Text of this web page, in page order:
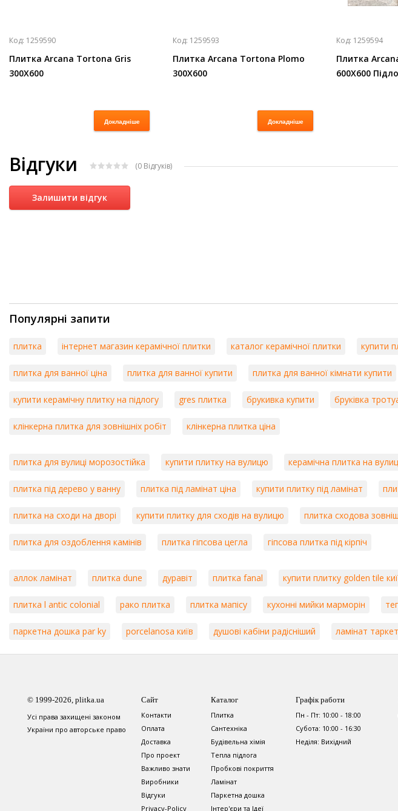
Код: 1259590
Плитка Arcana Tortona Gris
300X600
Докладніше
Код: 1259593
Плитка Arcana Tortona Plomo
300X600
Докладніше
Код: 1259594
Плитка
600X600
Відгуки (0 Відгуків)
Залишити відгук
Популярні запити
плитка інтернет магазин керамічної плитки каталог керамічної плитки купити
плитка для ванної ціна плитка для ванної купити плитка для ванної кімнати купити
купити керамічну плитку на підлогу gres плитка брукивка купити бруківка
клінкерна плитка для зовнішніх робіт клінкерна плитка ціна
плитка для вулиці морозостійка купити плитку на вулицю керамічна плитка на
плитка під дерево у ванну плитка під ламінат ціна купити плитку під ламінат
плитка на сходи на дворі купити плитку для сходів на вулицю плитка сходова
плитка для оздоблення камінів плитка гіпсова цегла гіпсова плитка під кірпіч
аллок ламінат плитка dune дуравіт плитка fanal купити плитку golden tile
плитка l antic colonial рако плитка плитка мапісу кухонні мийки марморін
паркетна дошка par ky porcelanosa київ душові кабіни радісніший ламінат
© 1999-2026, plitka.ua
Усі права захищені законом
України про авторське право
Сайт
Контакти
Оплата
Доставка
Про проект
Важливо знати
Виробники
Відгуки
Privacy-Policy
Каталог
Плитка
Сантехніка
Будівельна хімія
Тепла підлога
Пробкові покриття
Ламінат
Паркетна дошка
Інтер'єри та Ідеї
Графік работи
Пн - Пт: 10:00 - 18:00
Субота: 10:00 - 16:30
Неділя: Вихідний